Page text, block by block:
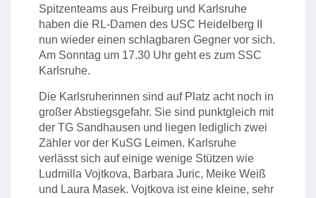
Spitzenteams aus Freiburg und Karlsruhe
haben die RL-Damen des USC Heidelberg II
nun wieder einen schlagbaren Gegner vor sich.
Am Sonntag um 17.30 Uhr geht es zum SSC
Karlsruhe.
Die Karlsruherinnen sind auf Platz acht noch in
großer Abstiegsgefahr. Sie sind punktgleich mit
der TG Sandhausen und liegen lediglich zwei
Zähler vor der KuSG Leimen. Karlsruhe
verlässt sich auf einige wenige Stützen wie
Ludmilla Vojtkova, Barbara Juric, Meike Weiß
und Laura Masek. Vojtkova ist eine kleine, sehr